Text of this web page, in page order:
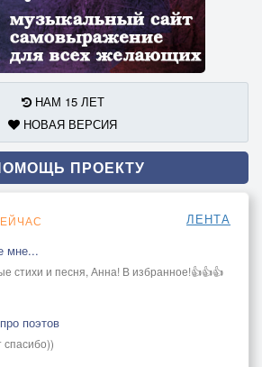
НАМ 15 ЛЕТ
НОВАЯ ВЕРСИЯ
ПРОЕКТУ
ЛЕНТА
мне...
стихи и песня, Анна! В избранное!👍👍👍
поэтов
спасибо))